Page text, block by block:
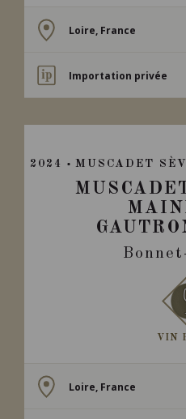
Loire, France
Importation privée
2024 MUSCADET
VIN
Loire, France